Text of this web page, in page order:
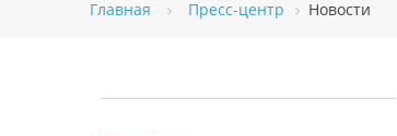
Главная Пресс-центр Новости